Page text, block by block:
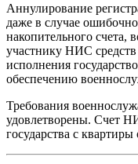
Аннулирование
даже в случае
накопительного счета,
участнику НИС средств
исполнения
обеспечению
Требования
удовлетворены. Счет
государства с квартиры